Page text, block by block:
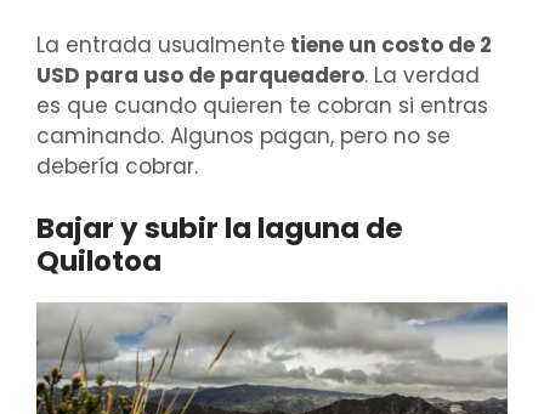
La entrada usualmente tiene un costo de 2
USD para uso de parqueadero. La verdad
es que cuando quieren te cobran si entras
caminando. Algunos pagan, pero no se
debería cobrar.
Bajar y subir la laguna de
Quilotoa